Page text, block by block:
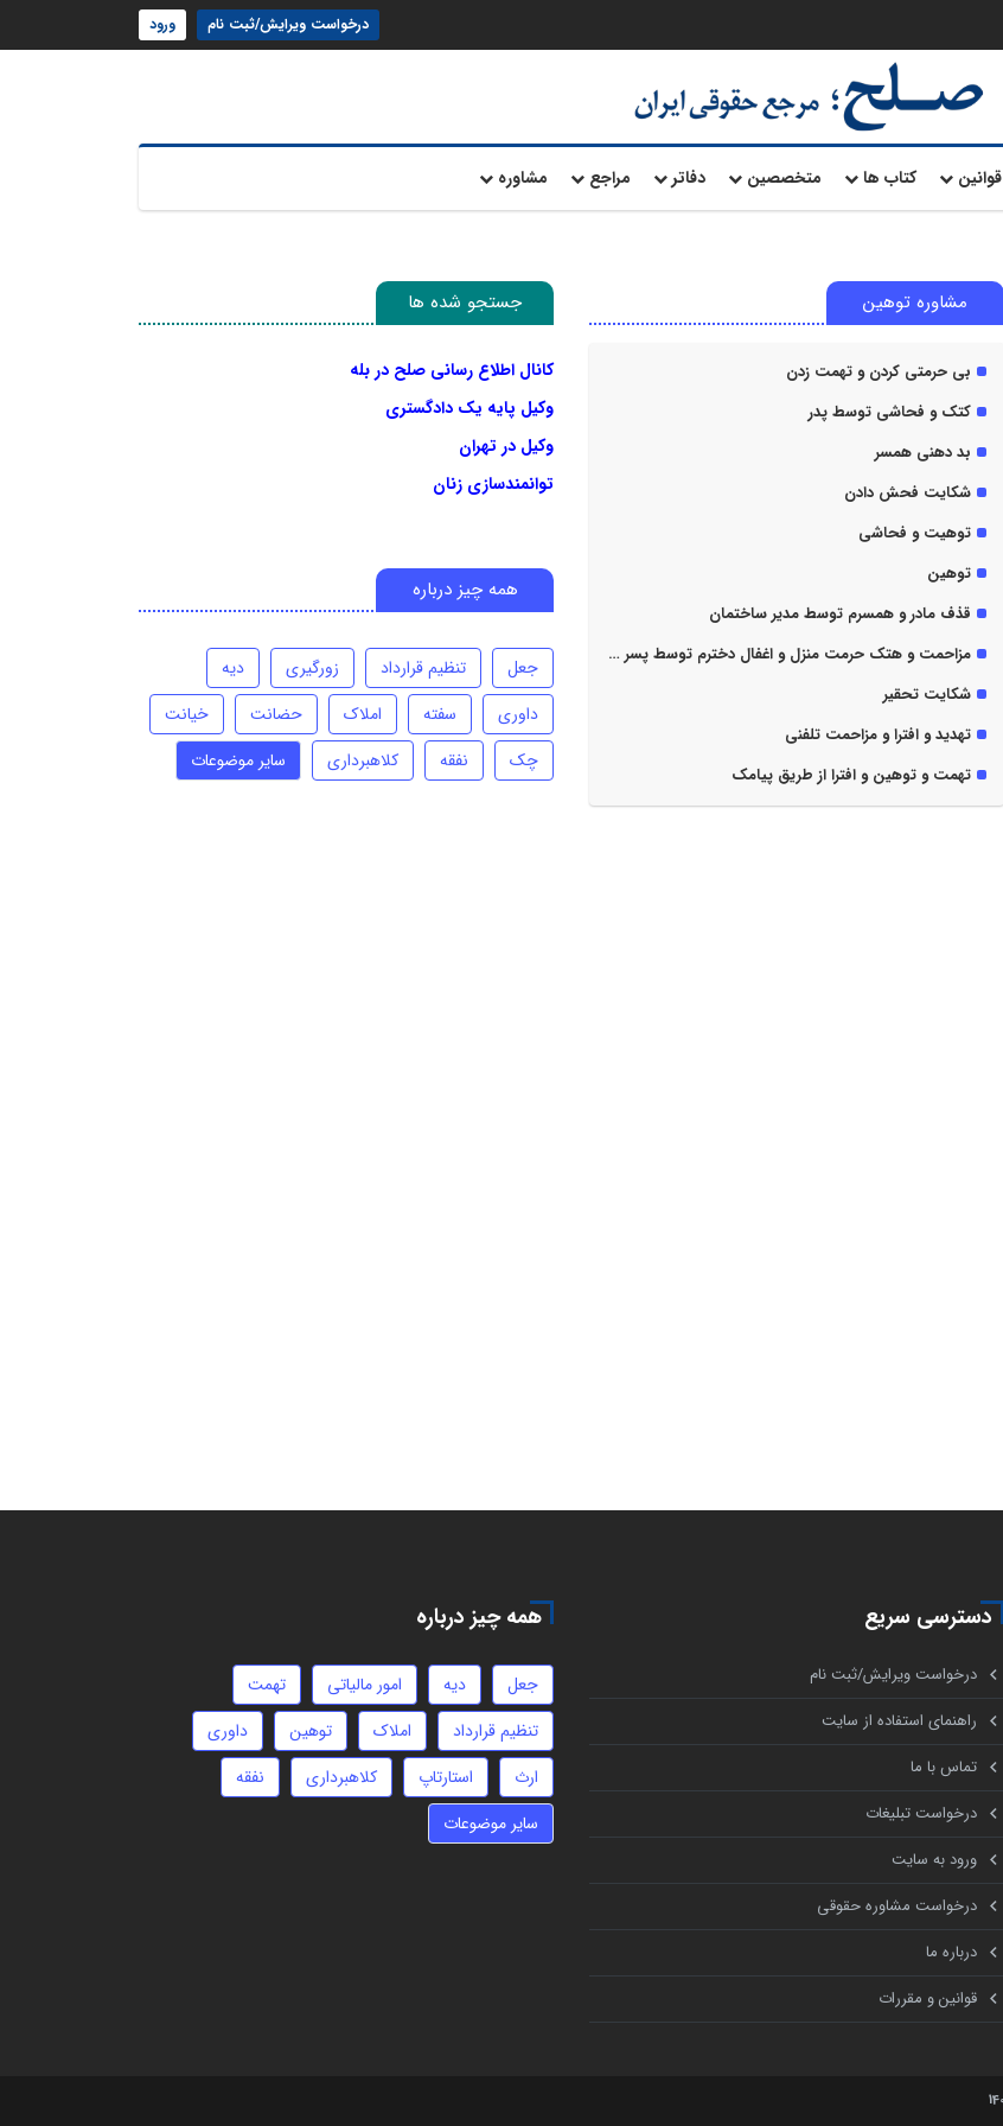
درخواست ویرایش/ثبت نام ورود
قوانین کتاب ها متخصصین دفاتر مراجع مشاوره
مشاوره توهین
بی حرمتی کردن و تهمت زدن
کتک و فحاشی توسط پدر
بد دهنی همسر
شکایت فحش دادن
توهیت و فحاشی
توهین
قذف مادر و همسرم توسط مدیر ساختمان
مزاحمت و هتک حرمت منزل و اغفال دخترم توسط پسر همسایه
شکایت تحقیر
تهدید و افترا و مزاحمت تلفنی
تهمت و توهین و افترا از طریق پیامک
جستجو شده ها
کانال اطلاع رسانی صلح در بله
وکیل پایه یک دادگستری
وکیل در تهران
توانمندسازی زنان
همه چیز درباره
جعل تنظیم قرارداد زورگیری
دیه
داوری
سفته املاک حضانت
خیانت
چک
نفقه کلاهبرداری سایر موضوعات
دسترسی سریع
درخواست ویرایش/ثبت نام
راهنمای استفاده از سایت
تماس با ما
درخواست تبلیغات
ورود به سایت
درخواست مشاوره حقوقی
درباره ما
قوانین و مقررات
همه چیز درباره
جعل دیه امور مالیاتی
تهمت
تنظیم قرارداد
املاک توهین
داوری
ارث
استارتاپ کلاهبرداری
نفقه
سایر موضوعات